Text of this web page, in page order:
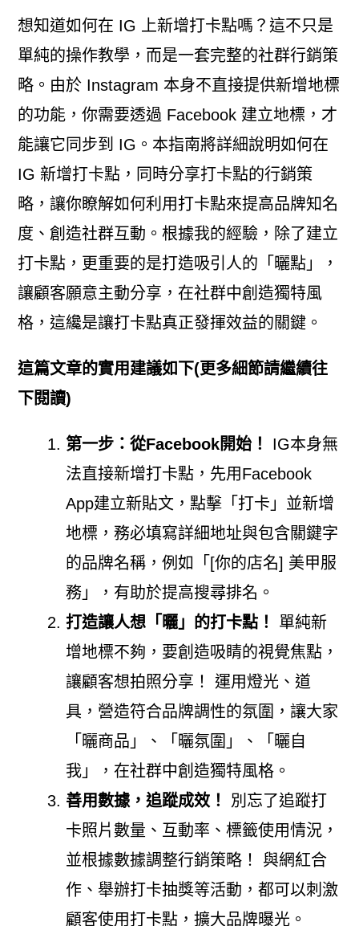
想知道如何在 IG 上新增打卡點嗎？這不只是
單純的操作教學，而是一套完整的社群行銷策
略。由於 Instagram 本身不直接提供新增地標
的功能，你需要透過 Facebook 建立地標，才
能讓它同步到 IG。本指南將詳細說明如何在
IG 新增打卡點，同時分享打卡點的行銷策
略，讓你瞭解如何利用打卡點來提高品牌知名
度、創造社群互動。根據我的經驗，除了建立
打卡點，更重要的是打造吸引人的「曬點」，
讓顧客願意主動分享，在社群中創造獨特風
格，這纔是讓打卡點真正發揮效益的關鍵。
這篇文章的實用建議如下(更多細節請繼續往
下閱讀)
第一步：從Facebook開始！
IG本身無
法直接新增打卡點，先用Facebook
App建立新貼文，點擊「打卡」並新增
地標，務必填寫詳細地址與包含關鍵字
的品牌名稱，例如「[你的店名] 美甲服
務」，有助於提高搜尋排名。
打造讓人想「曬」的打卡點！
單純新
增地標不夠，要創造吸睛的視覺焦點，
讓顧客想拍照分享！ 運用燈光、道
具，營造符合品牌調性的氛圍，讓大家
「曬商品」、「曬氛圍」、「曬自
我」，在社群中創造獨特風格。
善用數據，追蹤成效！
別忘了追蹤打
卡照片數量、互動率、標籤使用情況，
並根據數據調整行銷策略！ 與網紅合
作、舉辦打卡抽獎等活動，都可以刺激
顧客使用打卡點，擴大品牌曝光。